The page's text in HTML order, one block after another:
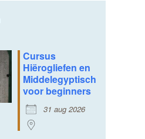
Cursus
Hiërogliefen en
Middelegyptisch
voor beginners
31 aug 2026